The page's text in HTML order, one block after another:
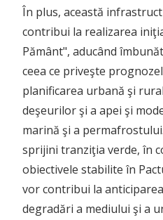
În plus, această
contribui la realizarea
Pământ", aducând
ceea ce priveşte
planificarea urbană şi
deşeurilor şi a apei şi
marină şi a
sprijini tranziţia verde, în
obiectivele stabilite în
vor contribui la
degradări a mediului şi a